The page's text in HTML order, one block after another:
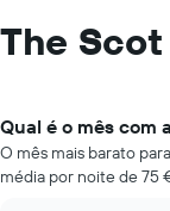
The Scot
Qual é o mês com
O mês mais barato
média por noite de 75